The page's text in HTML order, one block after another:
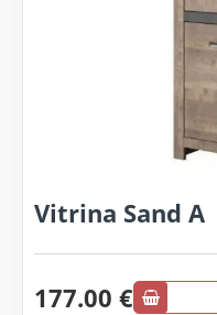
Vitrina Sand A
177.00 €